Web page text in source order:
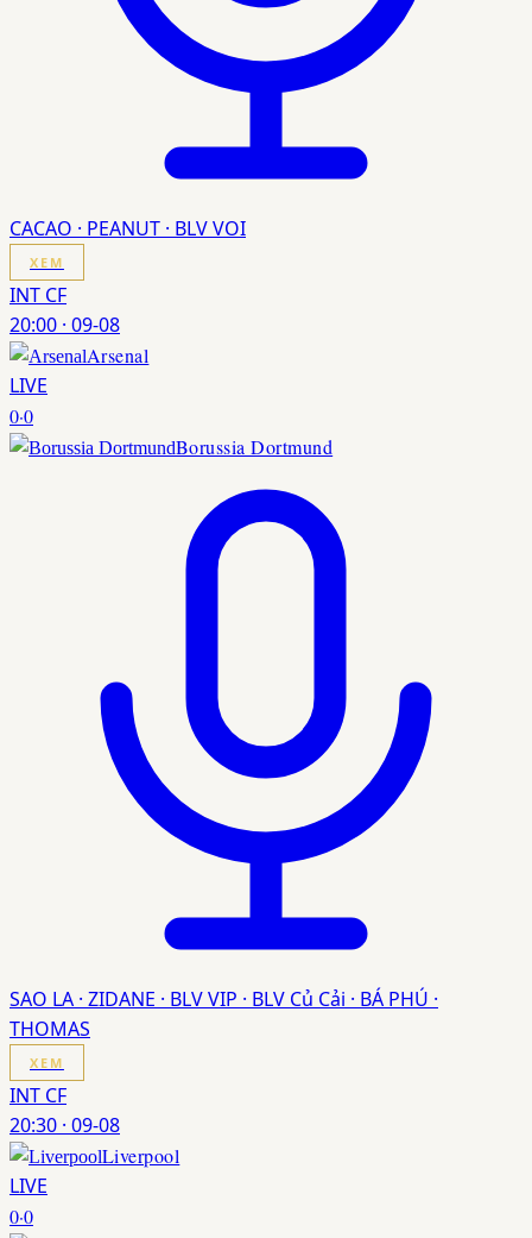
CACAO · PEANUT · BLV VOI
XEM
INT CF
20:00 · 09-08
Arsenal
LIVE
0·0
Borussia Dortmund
SAO LA · ZIDANE · BLV VIP · BLV Củ Cải · BÁ PHÚ ·
THOMAS
XEM
INT CF
20:30 · 09-08
Liverpool
LIVE
0·0